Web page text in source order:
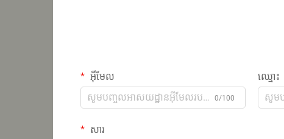
អ៊ីមែល
0/100
ឈ្មោះ
សារ